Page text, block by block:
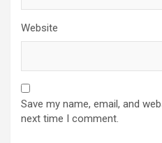
Website
Save my name, email, and
next time I comment.